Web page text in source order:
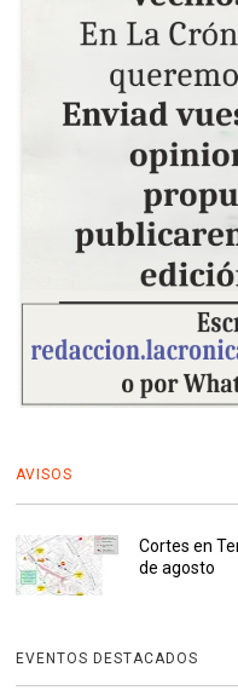
AVISOS
Cortes en
de agosto
EVENTOS DESTACADOS